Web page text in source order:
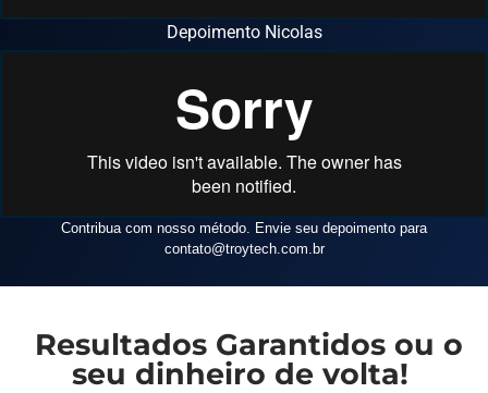
Depoimento Nicolas
Contribua com nosso método. Envie seu depoimento para
contato@troytech.com.br
Resultados Garantidos ou o
seu dinheiro de volta!